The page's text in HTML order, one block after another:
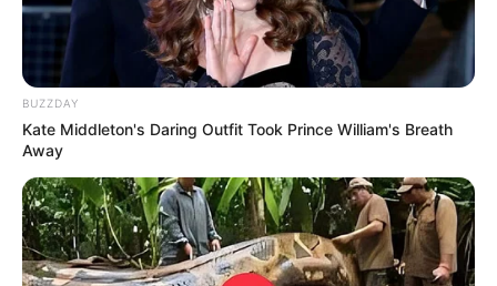
BUZZDAY
Kate Middleton's Daring Outfit Took Prince William's Breath
Away